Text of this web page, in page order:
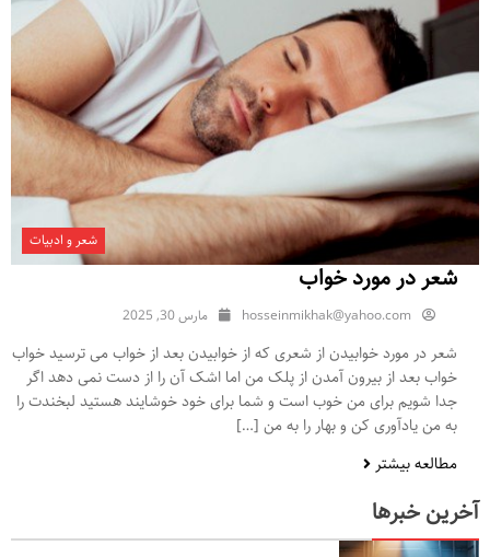
شعر و ادبیات
شعر در مورد خواب
hosseinmikhak@yahoo.com مارس 30, 2025
شعر در مورد خوابیدن از شعری که از خوابیدن بعد از خواب می ترسید خواب
خواب بعد از بیرون آمدن از پلک من اما اشک آن را از دست نمی دهد اگر
جدا شویم برای من خوب است و شما برای خود خوشایند هستید لبخندت را
به من یادآوری کن و بهار را به من […]
مطالعه بیشتر
آخرین خبرها